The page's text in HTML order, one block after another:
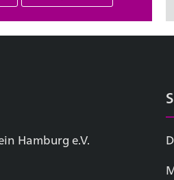
Hamburg e.V.